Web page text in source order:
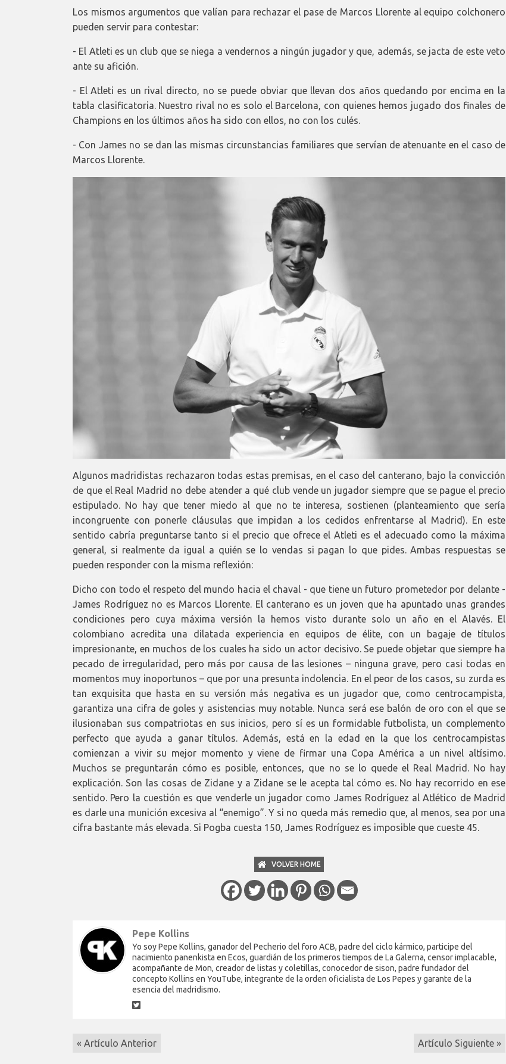
Los mismos argumentos que valían para rechazar el pase de Marcos Llorente al equipo colchonero
pueden servir para contestar:
- El Atleti es un club que se niega a vendernos a ningún jugador y que, además, se jacta de este veto
ante su afición.
- El Atleti es un rival directo, no se puede obviar que llevan dos años quedando por encima en la
tabla clasificatoria. Nuestro rival no es solo el Barcelona, con quienes hemos jugado dos finales de
Champions en los últimos años ha sido con ellos, no con los culés.
- Con James no se dan las mismas circunstancias familiares que servían de atenuante en el caso de
Marcos Llorente.
Algunos madridistas rechazaron todas estas premisas, en el caso del canterano, bajo la convicción
de que el Real Madrid no debe atender a qué club vende un jugador siempre que se pague el precio
estipulado. No hay que tener miedo al que no te interesa, sostienen (planteamiento que sería
incongruente con ponerle cláusulas que impidan a los cedidos enfrentarse al Madrid). En este
sentido cabría preguntarse tanto si el precio que ofrece el Atleti es el adecuado como la máxima
general, si realmente da igual a quién se lo vendas si pagan lo que pides. Ambas respuestas se
pueden responder con la misma reflexión:
Dicho con todo el respeto del mundo hacia el chaval - que tiene un futuro prometedor por delante -
James Rodríguez no es Marcos Llorente. El canterano es un joven que ha apuntado unas grandes
condiciones pero cuya máxima versión la hemos visto durante solo un año en el Alavés. El
colombiano acredita una dilatada experiencia en equipos de élite, con un bagaje de títulos
impresionante, en muchos de los cuales ha sido un actor decisivo. Se puede objetar que siempre ha
pecado de irregularidad, pero más por causa de las lesiones – ninguna grave, pero casi todas en
momentos muy inoportunos – que por una presunta indolencia. En el peor de los casos, su zurda es
tan exquisita que hasta en su versión más negativa es un jugador que, como centrocampista,
garantiza una cifra de goles y asistencias muy notable. Nunca será ese balón de oro con el que se
ilusionaban sus compatriotas en sus inicios, pero sí es un formidable futbolista, un complemento
perfecto que ayuda a ganar títulos. Además, está en la edad en la que los centrocampistas
comienzan a vivir su mejor momento y viene de firmar una Copa América a un nivel altísimo.
Muchos se preguntarán cómo es posible, entonces, que no se lo quede el Real Madrid. No hay
explicación. Son las cosas de Zidane y a Zidane se le acepta tal cómo es. No hay recorrido en ese
sentido. Pero la cuestión es que venderle un jugador como James Rodríguez al Atlético de Madrid
es darle una munición excesiva al “enemigo”. Y si no queda más remedio que, al menos, sea por una
cifra bastante más elevada. Si Pogba cuesta 150, James Rodríguez es imposible que cueste 45.
VOLVER HOME
Pepe Kollins
Yo soy Pepe Kollins, ganador del Pecherio del foro ACB, padre del ciclo kármico, participe del
nacimiento panenkista en Ecos, guardián de los primeros tiempos de La Galerna, censor implacable,
acompañante de Mon, creador de listas y coletillas, conocedor de sison, padre fundador del
concepto Kollins en YouTube, integrante de la orden oficialista de Los Pepes y garante de la
esencia del madridismo.
« Artículo Anterior Artículo Siguiente »